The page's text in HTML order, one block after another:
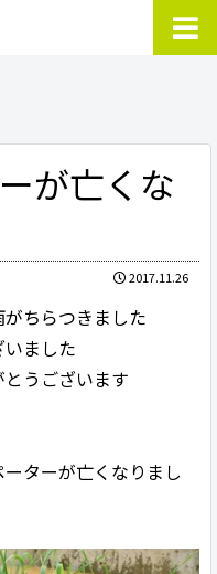
が亡くな
2017.11.26
ちらつきました
ました
うございます
ターが亡くなりまし